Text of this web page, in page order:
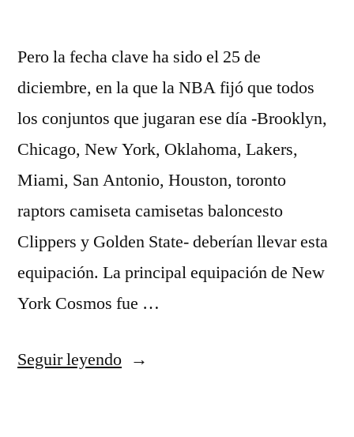
Pero la fecha clave ha sido el 25 de
diciembre, en la que la NBA fijó que todos
los conjuntos que jugaran ese día -Brooklyn,
Chicago, New York, Oklahoma, Lakers,
Miami, San Antonio, Houston, toronto
raptors camiseta camisetas baloncesto
Clippers y Golden State- deberían llevar esta
equipación. La principal equipación de New
York Cosmos fue …
Seguir leyendo«camisetas